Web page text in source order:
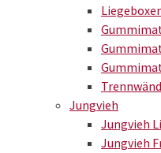
Jungvieh
Jungvieh
Jungvieh